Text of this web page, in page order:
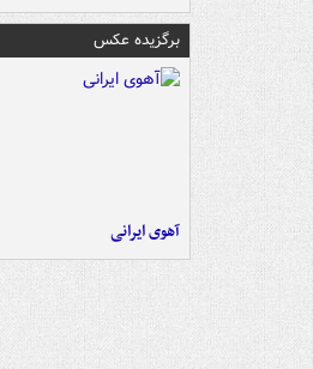
برگزیده عکس
آهوی ایرانی